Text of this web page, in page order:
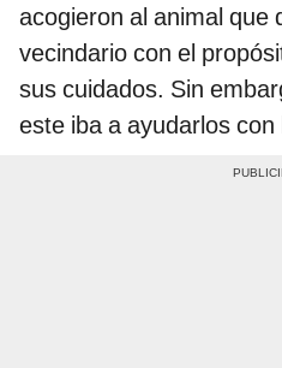
acogieron al animal que
vecindario con el
sus cuidados. Sin
este iba a ayudarlos